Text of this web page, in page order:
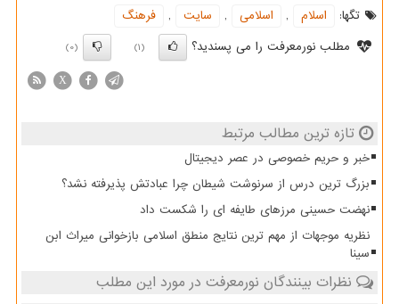
تگها:
اسلام , اسلامی , سایت ,
فرهنگ
مطلب نورمعرفت را می پسندید؟
(1)
(0)
X
تازه ترین مطالب مرتبط
خبر و حریم خصوصی در عصر دیجیتال
بزرگ ترین درس از سرنوشت شیطان چرا عبادتش پذیرفته نشد؟
نهضت حسینی مرزهای طایفه ای را شکست داد
نظریه موجهات از مهم ترین نتایج منطق اسلامی بازخوانی میراث ابن
سینا
نظرات بینندگان نورمعرفت در مورد این مطلب